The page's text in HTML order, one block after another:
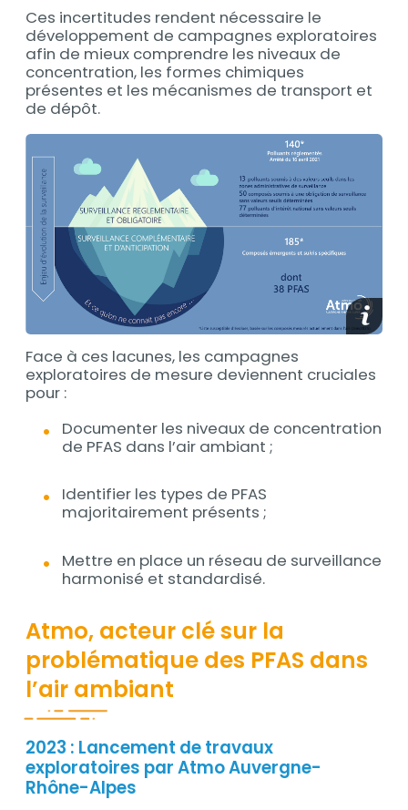
Ces incertitudes rendent nécessaire le
développement de campagnes exploratoires
afin de mieux comprendre les niveaux de
concentration, les formes chimiques
présentes et les mécanismes de transport et
de dépôt.
Face à ces lacunes, les campagnes
exploratoires de mesure deviennent cruciales
pour :
Documenter les niveaux de concentration
de PFAS dans l’air ambiant ;
Identifier les types de PFAS
majoritairement présents ;
Mettre en place un réseau de surveillance
harmonisé et standardisé.
Atmo, acteur clé sur la
problématique des PFAS ​dans
l’air ambiant
Contenu
2023 : Lancement de travaux
exploratoires par Atmo Auvergne-
Rhône-Alpes